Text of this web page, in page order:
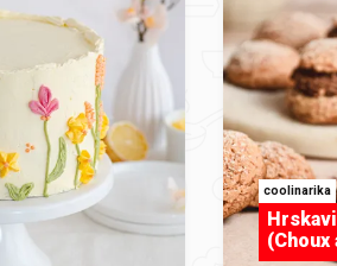
coolinarika
(Choux